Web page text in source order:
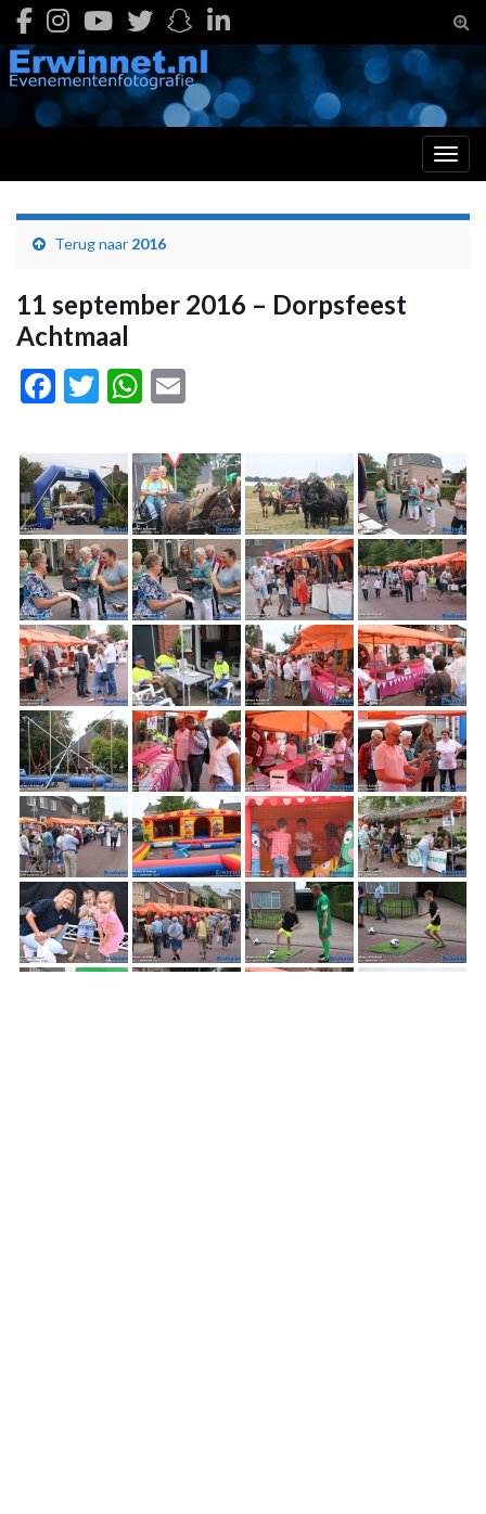
Terug naar 2016
11 september 2016 – Dorpsfeest
Achtmaal
Facebook
TwitterWhatsApp